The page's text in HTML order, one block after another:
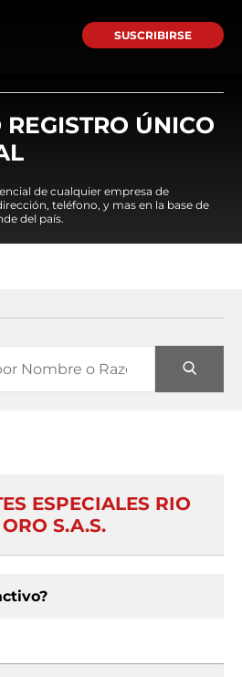
SUSCRIBIRSE
ÚNICO
de cualquier empresa de
teléfono, y mas en la base de
del país.
ESPECIALES RIO
S.A.S.